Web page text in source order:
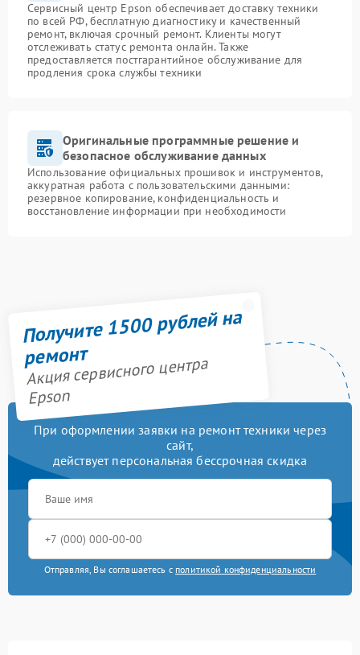
Сервисный центр Epson обеспечивает доставку техники
по всей РФ, бесплатную диагностику и качественный
ремонт, включая срочный ремонт. Клиенты могут
отслеживать статус ремонта онлайн. Также
предоставляется постгарантийное обслуживание для
продления срока службы техники
Оригинальные программные решение и
безопасное обслуживание данных
Использование официальных прошивок и инструментов,
аккуратная работа с пользовательскими данными:
резервное копирование, конфиденциальность и
восстановление информации при необходимости
Получите 1500 рублей на
ремонт
Акция сервисного центра
Epson
При оформлении заявки на ремонт техники через
сайт,
действует персональная бессрочная скидка
Отправляя, Вы соглашаетесь с политикой конфиденциальности